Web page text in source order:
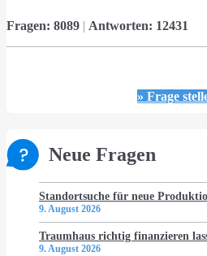
Fragen: 8089 | Antworten: 12431
» Frage
Neue Fragen
Standortsuche für neue
9. August 2026
Traumhaus richtig finanzieren
9. August 2026